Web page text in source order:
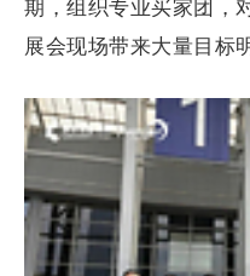
期，组织专业买家团，
展会现场带来大量目标